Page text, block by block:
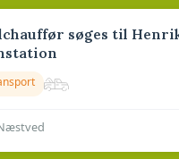
søges til